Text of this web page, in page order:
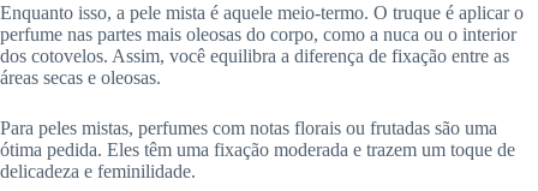
Enquanto isso, a pele mista é aquele meio-termo. O truque é aplicar o
perfume nas partes mais oleosas do corpo, como a nuca ou o interior
dos cotovelos. Assim, você equilibra a diferença de fixação entre as
áreas secas e oleosas.
Para peles mistas, perfumes com notas florais ou frutadas são uma
ótima pedida. Eles têm uma fixação moderada e trazem um toque de
delicadeza e feminilidade.